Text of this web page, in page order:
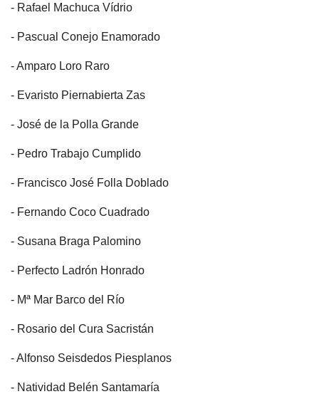
- Rafael Machuca Vídrio
- Pascual Conejo Enamorado
- Amparo Loro Raro
- Evaristo Piernabierta Zas
- José de la Polla Grande
- Pedro Trabajo Cumplido
- Francisco José Folla Doblado
- Fernando Coco Cuadrado
- Susana Braga Palomino
- Perfecto Ladrón Honrado
- Mª Mar Barco del Río
- Rosario del Cura Sacristán
- Alfonso Seisdedos Piesplanos
- Natividad Belén Santamaría